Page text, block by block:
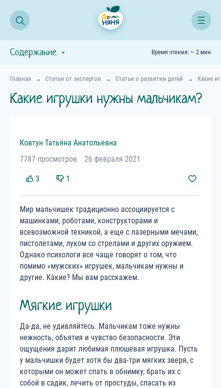
Главная Статьи от экспертов Статьи о развитии детей Какие
Какие игрушки нужны мальчикам?
Ковтун Татьяна Анатольевна
7787 просмотров
26 февраля 2021
3 1
Мир мальчишек традиционно ассоциируется с
машинками, роботами, конструкторами и
всевозможной техникой, а еще с лазерными мечами,
пистолетами, луком со стрелами и других оружием.
Однако психологи все чаще говорят о том, что
помимо «мужских» игрушек, мальчикам нужны и
другие. Какие? Мы вам расскажем.
Мягкие игрушки
Да-да, не удивляйтесь. Мальчикам тоже нужны
нежность, объятия и чувство безопасности. Эти
ощущения дарит любимая плюшевая игрушка. Пусть
у мальчишки будет хотя бы два-три мягких зверя, с
которыми он может спать в обнимку, брать их с
собой в садик, лечить от простуды, спасать из
Содержание Время чтения: ~ 2 мин